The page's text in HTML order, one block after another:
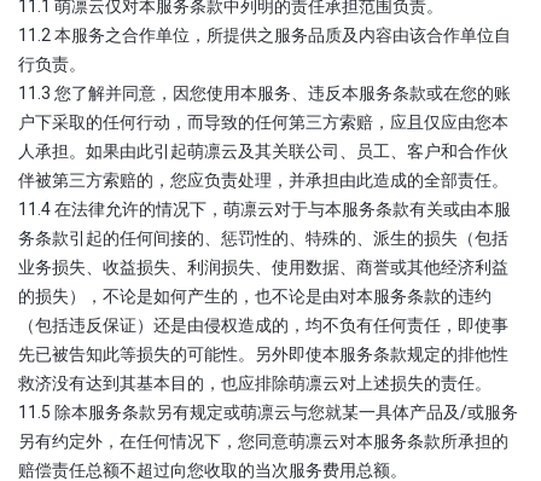
11.1 萌凛云仅对本服务条款中列明的责任承担范围负责。
11.2 本服务之合作单位，所提供之服务品质及内容由该合作单位自
行负责。
11.3 您了解并同意，因您使用本服务、违反本服务条款或在您的账
户下采取的任何行动，而导致的任何第三方索赔，应且仅应由您本
人承担。如果由此引起萌凛云及其关联公司、员工、客户和合作伙
伴被第三方索赔的，您应负责处理，并承担由此造成的全部责任。
11.4 在法律允许的情况下，萌凛云对于与本服务条款有关或由本服
务条款引起的任何间接的、惩罚性的、特殊的、派生的损失（包括
业务损失、收益损失、利润损失、使用数据、商誉或其他经济利益
的损失），不论是如何产生的，也不论是由对本服务条款的违约
（包括违反保证）还是由侵权造成的，均不负有任何责任，即使事
先已被告知此等损失的可能性。另外即使本服务条款规定的排他性
救济没有达到其基本目的，也应排除萌凛云对上述损失的责任。
11.5 除本服务条款另有规定或萌凛云与您就某一具体产品及/或服务
另有约定外，在任何情况下，您同意萌凛云对本服务条款所承担的
赔偿责任总额不超过向您收取的当次服务费用总额。